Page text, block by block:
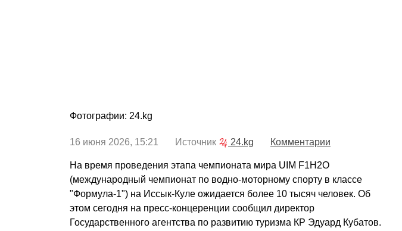
Фотографии: 24.kg
16 июня 2026, 15:21 Источник 24.kg Комментарии
На время проведения этапа чемпионата мира UIM F1H2O
(международный чемпионат по водно-моторному спорту в классе
"Формула-1") на Иссык-Куле ожидается более 10 тысяч человек. Об
этом сегодня на пресс-концеренции сообщил директор
Государственного агентства по развитию туризма КР Эдуард Кубатов.